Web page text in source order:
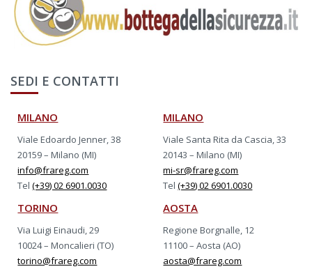
SEDI E CONTATTI
MILANO
Viale Edoardo Jenner, 38
20159 – Milano (MI)
info@frareg.com
Tel(+39) 02 6901.0030
MILANO
Viale Santa Rita da Cascia, 33
20143 – Milano (MI)
mi-sr@frareg.com
Tel(+39) 02 6901.0030
TORINO
Via Luigi Einaudi, 29
10024 – Moncalieri (TO)
torino@frareg.com
AOSTA
Regione Borgnalle, 12
11100 – Aosta (AO)
aosta@frareg.com